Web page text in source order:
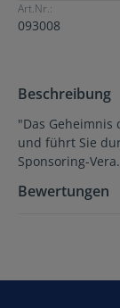
Art.Nr.:
093008
Beschreibung
"Das Geheimnis
und führt Sie
Sponsoring-
Bewertungen